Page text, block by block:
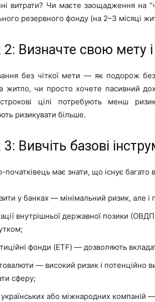
витрати? Чи маєте заощадження на
резервного фонду (на 2–3 місяці
Визначте свою мету
без чіткої мети — як подорож
житло, чи просто хочете пасивний
цілі потребують менш
ризикувати більше.
Вивчіть базові
початківець має знати, що існує багато
у банках — мінімальний ризик, але і
внутрішньої державної позики
фонди (ETF) — дозволяють
— високий ризик і потенційно
сферу;
українських або міжнародних